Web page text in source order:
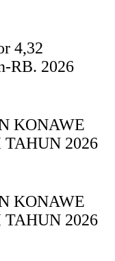
4,32
RB. 2026
KONAWE
2026
KONAWE
2026